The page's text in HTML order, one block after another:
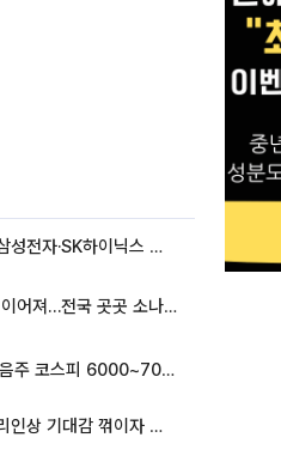
[베스트&워스트] 삼성전자·SK하이닉스 밀린 한 주…상상인증권은 85% 급등
35도 안팎 무더위 이어져…전국 곳곳 소나기 [오늘 날씨]
[주간증시전망] 다음주 코스피 6000~7000⋯“外人 수급은 정책이 변수”
뉴욕증시, 연준 금리인상 기대감 꺾이자 상승...S&P500 사상 최고치 [종합]